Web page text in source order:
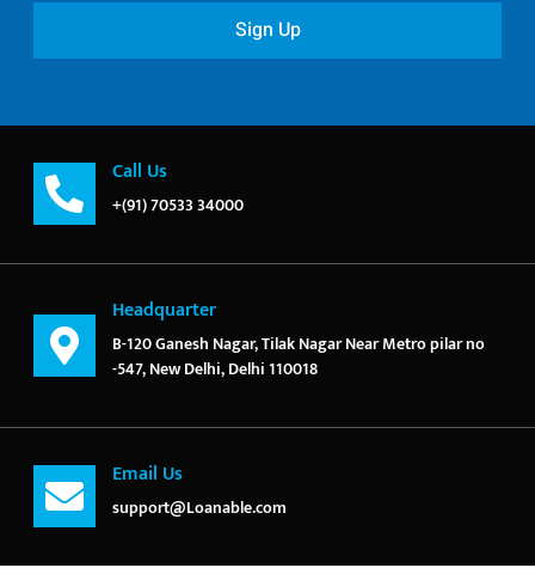
Sign Up
Call Us
+(91) 70533 34000
Headquarter
B-120 Ganesh Nagar, Tilak Nagar Near Metro pilar no
-547, New Delhi, Delhi 110018
Email Us
support@Loanable.com